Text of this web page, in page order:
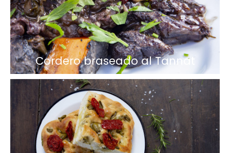
Cordero braseado al Tannat